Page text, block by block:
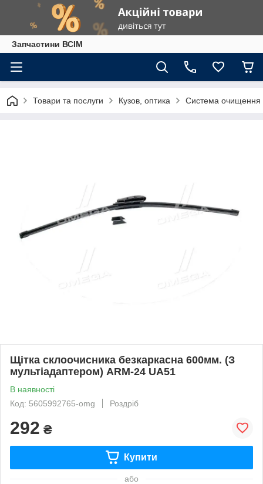
Запчастини ВСІМ
Товари та послуги Кузов, оптика Система очищення
Щітка склоочисника безкаркасна 600мм. (З
мультіадаптером) ARM-24 UA51
В наявності
Код: 5605992765-omg
Роздріб
292 ₴
Купити
або